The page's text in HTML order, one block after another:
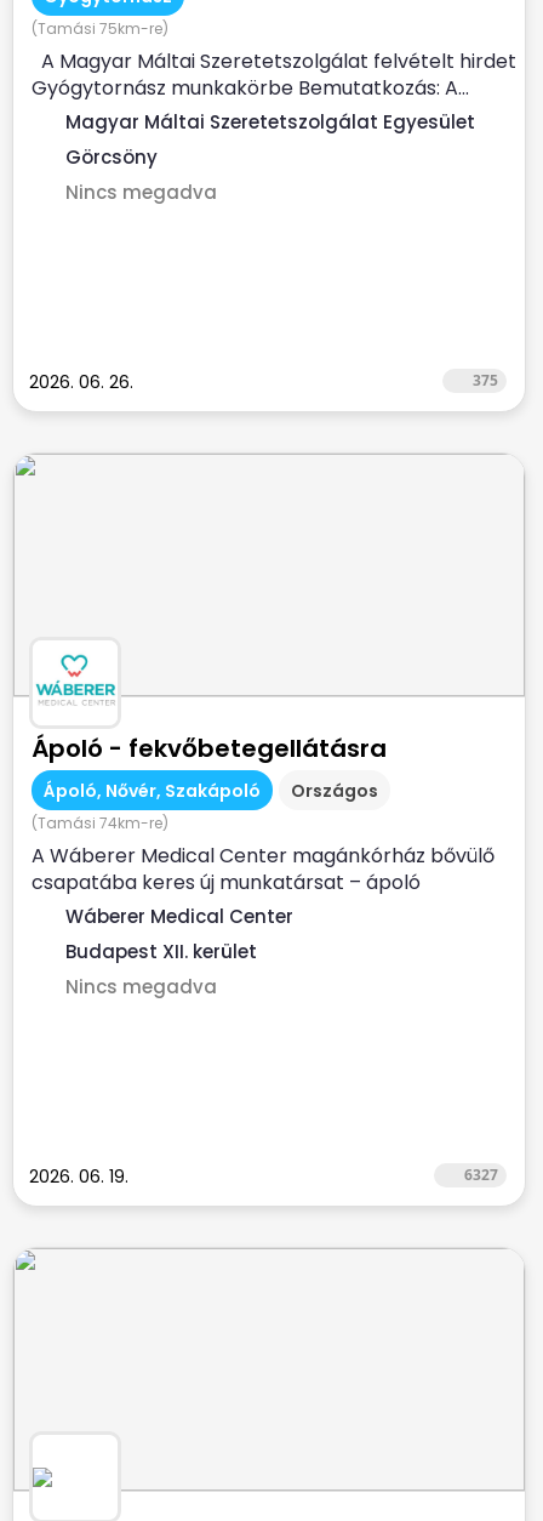
(Tamási 75km-re)
A Magyar Máltai Szeretetszolgálat felvételt hirdet
Gyógytornász munkakörbe Bemutatkozás: A...
Magyar Máltai Szeretetszolgálat Egyesület
Görcsöny
Nincs megadva
2026. 06. 26. 375
Ápoló - fekvőbetegellátásra
Ápoló, Nővér, Szakápoló Országos
(Tamási 74km-re)
A Wáberer Medical Center magánkórház bővülő
csapatába keres új munkatársat – ápoló
munkakörbe fekvőbeteg...
Wáberer Medical Center
Budapest XII. kerület
Nincs megadva
2026. 06. 19. 6327